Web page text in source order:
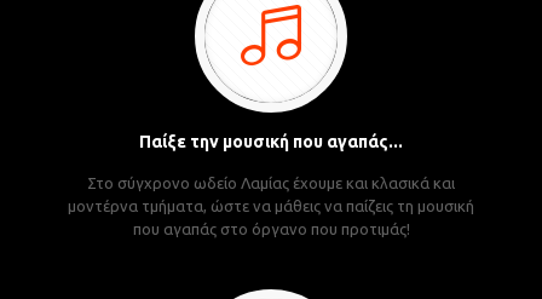
Παίξε την μουσική που αγαπάς...
Στο σύγχρονο ωδείο Λαμίας έχουμε και κλασικά και
μοντέρνα τμήματα, ώστε να μάθεις να παίζεις τη μουσική
που αγαπάς στο όργανο που προτιμάς!